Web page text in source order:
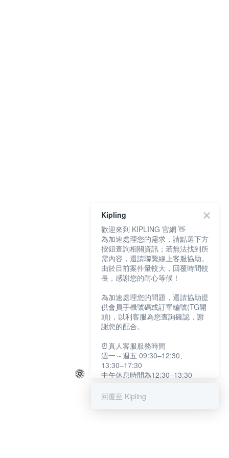
Kipling
歡迎來到 KIPLING 官網 👋
為加速處理您的需求，請點選下方
按鈕查詢相關資訊；若無法找到所
需內容，還請聯繫線上客服協助。
由於目前案件量較大，回覆時間較
長，感謝您的耐心等候！
為加速處理您的問題，還請協助提
供會員手機號碼或訂單編號(TG開
頭)，以利客服為您查詢確認，謝
謝您的配合。
⏰真人客服服務時間
週一～週五 09:30–12:30、
13:30–17:30
中午休息時間為12:30–13:30
提醒您：系統會自動已讀訊息，如
回覆至 Kipling